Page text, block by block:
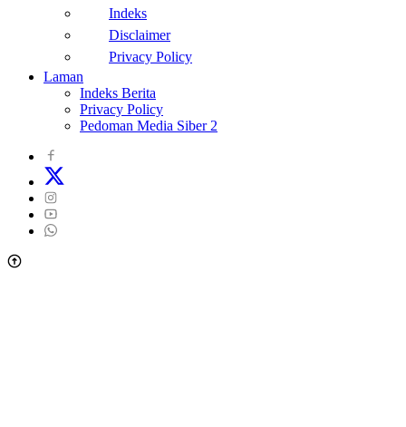
Indeks
Disclaimer
Privacy Policy
Laman
Indeks Berita
Privacy Policy
Pedoman Media Siber 2